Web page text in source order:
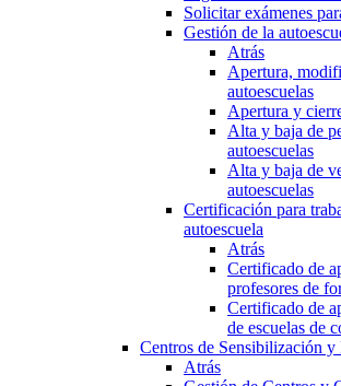
Solicitar exámenes
Gestión de la
Atrás
Apertura,
autoescuelas
Apertura y
Alta y baja de
autoescuelas
Alta y baja de
autoescuelas
Certificación para
autoescuela
Atrás
Certificado de
profesores de
Certificado de
de escuelas de
Centros de Sensibilización y
Atrás